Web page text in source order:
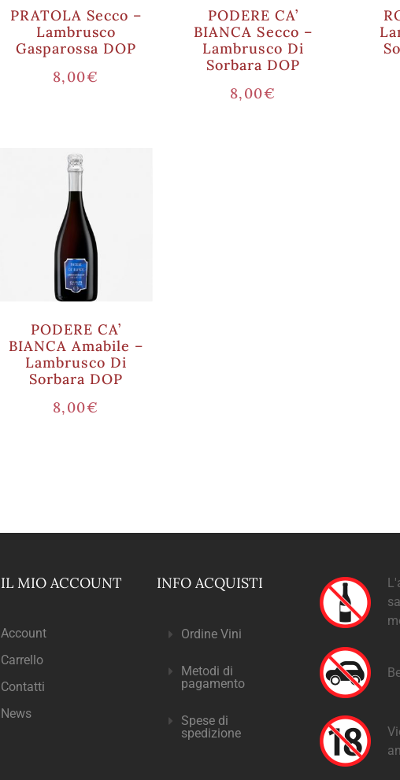
PRATOLA Secco –
Lambrusco
Gasparossa DOP
8,00€
PODERE CA’
BIANCA Secco –
Lambrusco Di
Sorbara DOP
8,00€
PODERE CA’
BIANCA Amabile –
Lambrusco Di
Sorbara DOP
8,00€
IL MIO ACCOUNT
Account
Carrello
Contatti
News
INFO ACQUISTI
Ordine Vini
Metodi di
pagamento
Spese di
spedizione